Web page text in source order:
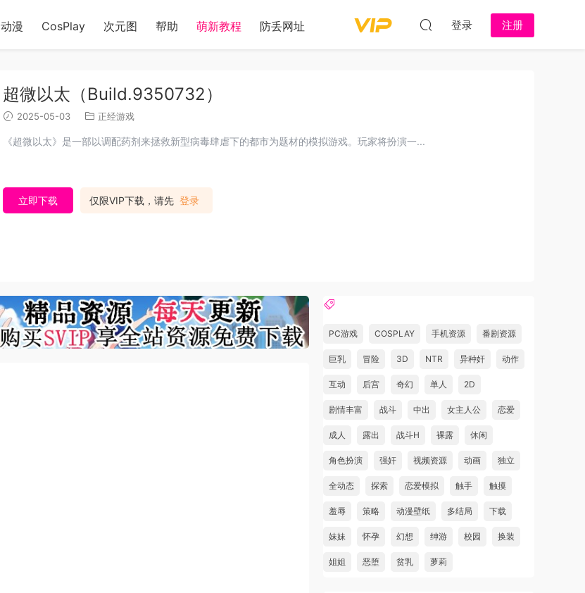
动漫 CosPlay 次元图 帮助 萌新教程 防丢网址 登录 注册
超微以太（Build.9350732）
2025-05-03 正经游戏
《超微以太》是一部以调配药剂来拯救新型病毒肆虐下的都市为题材的模拟游戏。玩家将扮演一...
仅限VIP下载，请先 登录
立即下载
PC游戏 COSPLAY 手机资源 番剧资源
巨乳 冒险 3D NTR 异种奸 动作
互动 后宫 奇幻 单人 2D
剧情丰富 战斗 中出 女主人公 恋爱
成人 露出 战斗H 裸露 休闲
角色扮演 强奸 视频资源 动画 独立
全动态 探索 恋爱模拟 触手 触摸
羞辱 策略 动漫壁纸 多结局 下载
妹妹 怀孕 幻想 绅游 校园 换装
姐姐 恶堕 贫乳 萝莉